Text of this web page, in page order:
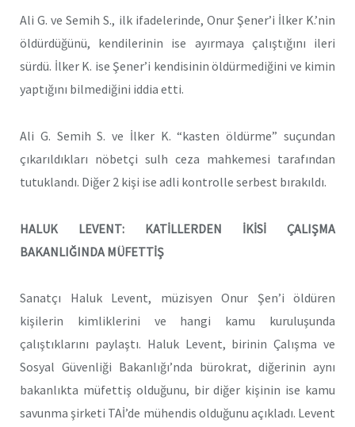
Ali G. ve Semih S., ilk ifadelerinde, Onur Şener’i İlker K.’nin
öldürdüğünü, kendilerinin ise ayırmaya çalıştığını ileri
sürdü. İlker K. ise Şener’i kendisinin öldürmediğini ve kimin
yaptığını bilmediğini iddia etti.
Ali G. Semih S. ve İlker K. “kasten öldürme” suçundan
çıkarıldıkları nöbetçi sulh ceza mahkemesi tarafından
tutuklandı. Diğer 2 kişi ise adli kontrolle serbest bırakıldı.
HALUK LEVENT: KATİLLERDEN İKİSİ ÇALIŞMA
BAKANLIĞINDA MÜFETTİŞ
Sanatçı Haluk Levent, müzisyen Onur Şen’i öldüren
kişilerin kimliklerini ve hangi kamu kuruluşunda
çalıştıklarını paylaştı. Haluk Levent, birinin Çalışma ve
Sosyal Güvenliği Bakanlığı’nda bürokrat, diğerinin aynı
bakanlıkta müfettiş olduğunu, bir diğer kişinin ise kamu
savunma şirketi TAİ’de mühendis olduğunu açıkladı. Levent